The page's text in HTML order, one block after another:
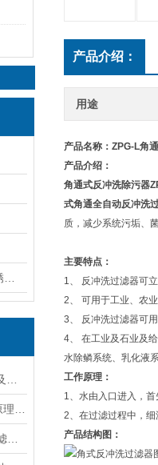
产品介绍：
用途
产品名称： ZPG-L角
产品介绍：
角通式反冲洗除污器
式角通全自动反冲洗
质，减少系统污垢、
主要特点：
1、 反冲洗过滤器可
2、 可用于工业、农
3、 反冲洗过滤器可
4、 在工业及石业及
水除鳞系统、乳化液
工作原理：
1、水由入口进入，
2、在过滤过程中，
产品结构图：